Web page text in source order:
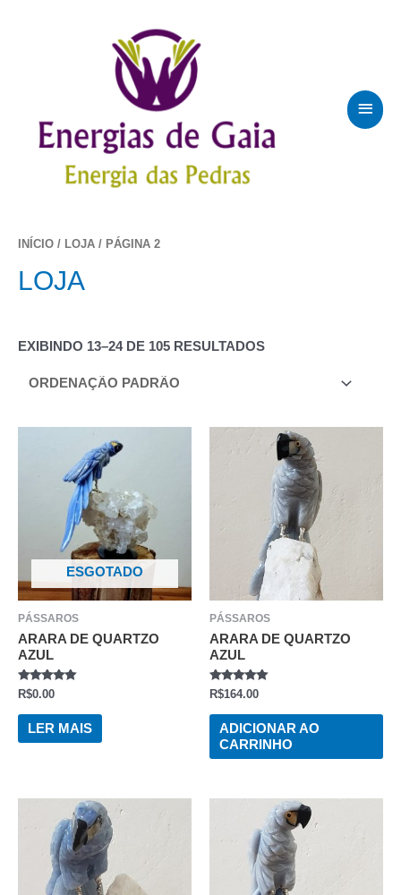
INÍCIO / LOJA / PÁGINA 2
LOJA
EXIBINDO 13–24 DE 105 RESULTADOS
ESGOTADO
PÁSSAROS
ARARA DE QUARTZO
AZUL
AVALIAÇÃO
0
DE
R$0.00
LER MAIS
PÁSSAROS
ARARA DE QUARTZO
AZUL
AVALIAÇÃO
0
DE
R$164.00
ADICIONAR AO
CARRINHO